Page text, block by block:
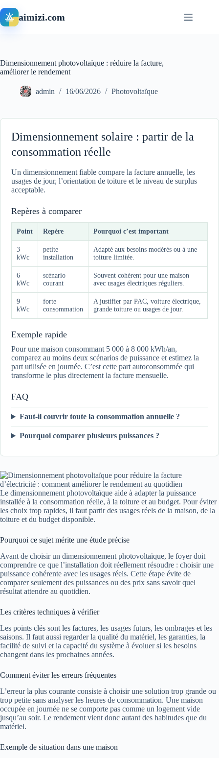
au
contenuaimizi.com
Dimensionnement photovoltaïque : réduire la facture,
améliorer le rendement
admin 16/06/2026 Photovoltaïque
Dimensionnement solaire : partir de la
consommation réelle
Un dimensionnement fiable compare la facture annuelle, les
usages de jour, l’orientation de toiture et le niveau de surplus
acceptable.
Repères à comparer
Point Repère Pourquoi c’est important
3
kWc
petite
installation
Adapté aux besoins modérés ou à une
toiture limitée.
6
kWc
scénario
courant
Souvent cohérent pour une maison
avec usages électriques réguliers.
9
kWc
forte
consommation
A justifier par PAC, voiture électrique,
grande toiture ou usages de jour.
Exemple rapide
Pour une maison consommant 5 000 à 8 000 kWh/an,
comparez au moins deux scénarios de puissance et estimez la
part utilisée en journée. C’est cette part autoconsommée qui
transforme le plus directement la facture mensuelle.
FAQ
Faut-il couvrir toute la consommation annuelle ?
Pourquoi comparer plusieurs puissances ?
Le dimensionnement photovoltaïque aide à adapter la puissance
installée à la consommation réelle, à la toiture et au budget. Pour éviter
les choix trop rapides, il faut partir des usages réels de la maison, de la
toiture et du budget disponible.
Pourquoi ce sujet mérite une étude précise
Avant de choisir un dimensionnement photovoltaïque, le foyer doit
comprendre ce que l’installation doit réellement résoudre : choisir une
puissance cohérente avec les usages réels. Cette étape évite de
comparer seulement des puissances ou des prix sans savoir quel
résultat attendre au quotidien.
Les critères techniques à vérifier
Les points clés sont les factures, les usages futurs, les ombrages et les
saisons. Il faut aussi regarder la qualité du matériel, les garanties, la
facilité de suivi et la capacité du système à évoluer si les besoins
changent dans les prochaines années.
Comment éviter les erreurs fréquentes
L’erreur la plus courante consiste à choisir une solution trop grande ou
trop petite sans analyser les heures de consommation. Une maison
occupée en journée ne se comporte pas comme un logement vide
jusqu’au soir. Le rendement vient donc autant des habitudes que du
matériel.
Exemple de situation dans une maison